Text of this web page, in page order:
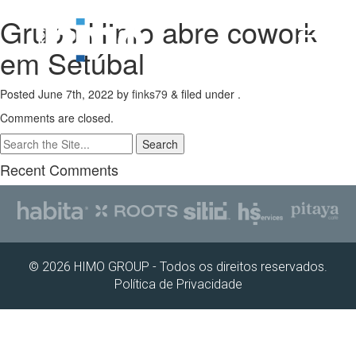
Grupo Himo abre cowork
em Setúbal
Posted June 7th, 2022 by finks79 & filed under .
Comments are closed.
Search
for:
Recent Comments
© 2026 HIMO GROUP - Todos os direitos reservados.
Política de Privacidade